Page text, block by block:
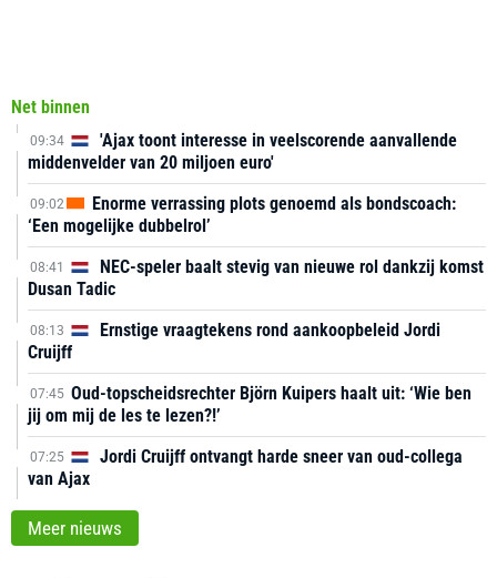
Net binnen
09:34
'Ajax toont interesse in veelscorende aanvallende
middenvelder van 20 miljoen euro'
09:02
Enorme verrassing plots genoemd als bondscoach:
‘Een mogelijke dubbelrol’
08:41
NEC-speler baalt stevig van nieuwe rol dankzij komst
Dusan Tadic
08:13
Ernstige vraagtekens rond aankoopbeleid Jordi
Cruijff
07:45 Oud-topscheidsrechter Björn Kuipers haalt uit: ‘Wie ben
jij om mij de les te lezen?!’
07:25
Jordi Cruijff ontvangt harde sneer van oud-collega
van Ajax
Meer nieuws